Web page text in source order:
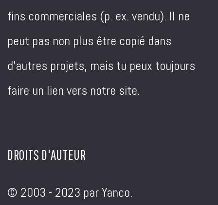
fins commerciales (p. ex. vendu). Il ne
peut pas non plus être copié dans
d'autres projets, mais tu peux toujours
faire un lien vers notre site.
DROITS D'AUTEUR
© 2003 - 2023 par Yanco.